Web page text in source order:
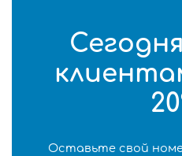
Оставьте свой